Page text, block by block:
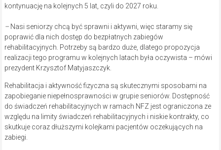
kontynuację na kolejnych 5 lat, czyli do 2027 roku.
– Nasi seniorzy chcą być sprawni i aktywni, więc staramy się
poprawić dla nich dostęp do bezpłatnych zabiegów
rehabilitacyjnych. Potrzeby są bardzo duże, dlatego propozycja
realizacji tego programu w kolejnych latach była oczywista – mówi
prezydent Krzysztof Matyjaszczyk.
Rehabilitacja i aktywność fizyczna są skutecznymi sposobami na
zapobieganie niepełnosprawności w grupie seniorów. Dostępność
do świadczeń rehabilitacyjnych w ramach NFZ jest ograniczona ze
względu na limity świadczeń rehabilitacyjnych i niskie kontrakty, co
skutkuje coraz dłuższymi kolejkami pacjentów oczekujących na
zabiegi.